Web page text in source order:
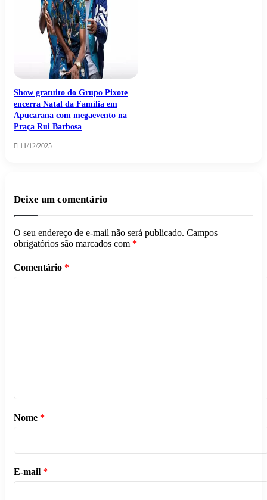
Show gratuito do Grupo Pixote
encerra Natal da Família em
Apucarana com megaevento na
Praça Rui Barbosa
11/12/2025
Deixe um comentário
O seu endereço de e-mail não será publicado. Campos
obrigatórios são marcados com *
Comentário *
Nome *
E-mail *